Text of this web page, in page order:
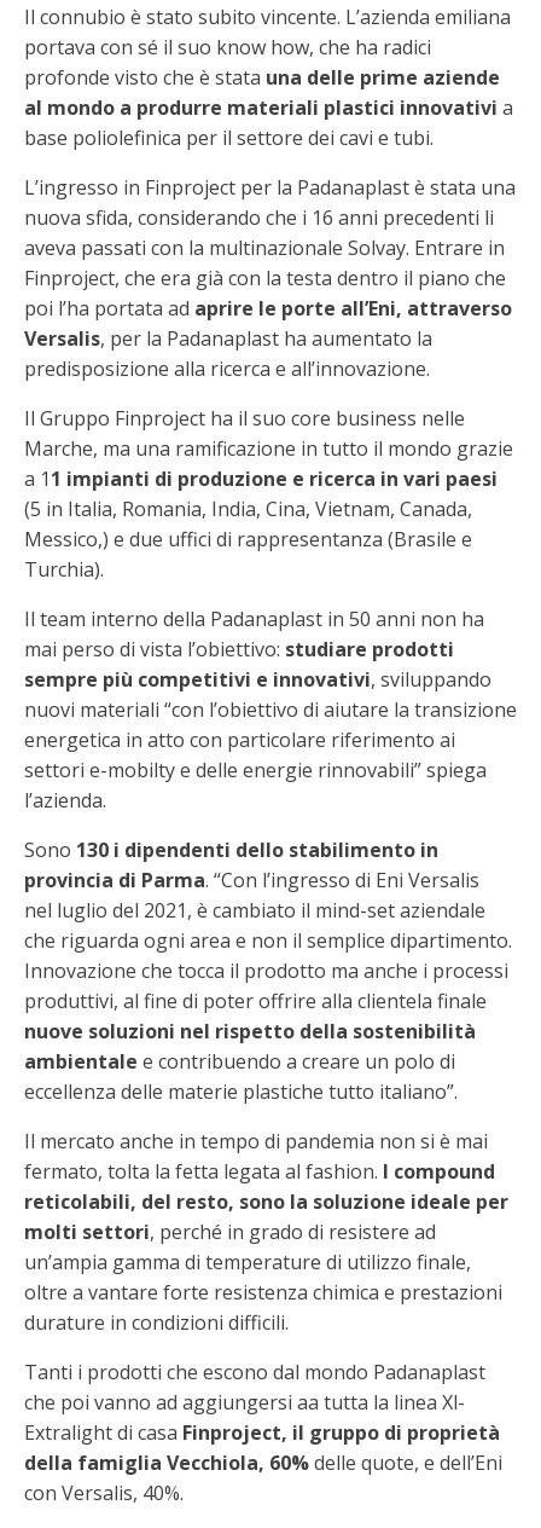
Il connubio è stato subito vincente. L’azienda emiliana
portava con sé il suo know how, che ha radici
profonde visto che è stata una delle prime aziende
al mondo a produrre materiali plastici innovativi a
base poliolefinica per il settore dei cavi e tubi.
L’ingresso in Finproject per la Padanaplast è stata una
nuova sfida, considerando che i 16 anni precedenti li
aveva passati con la multinazionale Solvay. Entrare in
Finproject, che era già con la testa dentro il piano che
poi l’ha portata ad aprire le porte all’Eni, attraverso
Versalis, per la Padanaplast ha aumentato la
predisposizione alla ricerca e all’innovazione.
Il Gruppo Finproject ha il suo core business nelle
Marche, ma una ramificazione in tutto il mondo grazie
a 11 impianti di produzione e ricerca in vari paesi
(5 in Italia, Romania, India, Cina, Vietnam, Canada,
Messico,) e due uffici di rappresentanza (Brasile e
Turchia).
Il team interno della Padanaplast in 50 anni non ha
mai perso di vista l’obiettivo: studiare prodotti
sempre più competitivi e innovativi, sviluppando
nuovi materiali “con l’obiettivo di aiutare la transizione
energetica in atto con particolare riferimento ai
settori e-mobilty e delle energie rinnovabili” spiega
l’azienda.
Sono 130 i dipendenti dello stabilimento in
provincia di Parma. “Con l’ingresso di Eni Versalis
nel luglio del 2021, è cambiato il mind-set aziendale
che riguarda ogni area e non il semplice dipartimento.
Innovazione che tocca il prodotto ma anche i processi
produttivi, al fine di poter offrire alla clientela finale
nuove soluzioni nel rispetto della sostenibilità
ambientale e contribuendo a creare un polo di
eccellenza delle materie plastiche tutto italiano”.
Il mercato anche in tempo di pandemia non si è mai
fermato, tolta la fetta legata al fashion. I compound
reticolabili, del resto, sono la soluzione ideale per
molti settori, perché in grado di resistere ad
un’ampia gamma di temperature di utilizzo finale,
oltre a vantare forte resistenza chimica e prestazioni
durature in condizioni difficili.
Tanti i prodotti che escono dal mondo Padanaplast
che poi vanno ad aggiungersi aa tutta la linea Xl-
Extralight di casa Finproject, il gruppo di proprietà
della famiglia Vecchiola, 60%delle quote, e dell’Eni
con Versalis, 40%.